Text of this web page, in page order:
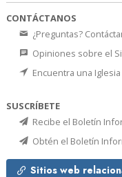
CONTÁCTANOS
¿Preguntas?
Opiniones sobre el
Encuentra una Iglesia
SUSCRÍBETE
Recibe el Boletín
Obtén el Boletín
Sitios web